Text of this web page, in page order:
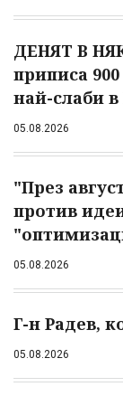
ДЕНЯТ В
приписа
най-слаби в
05.08.2026
"През
против
05.08.2026
Г-н Радев,
05.08.2026